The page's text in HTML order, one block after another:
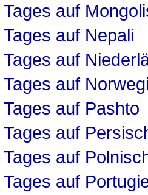
auf
auf Nepali
auf
auf
auf Pashto
auf
auf
auf